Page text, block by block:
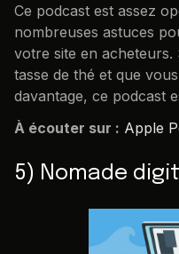
Ce podcast est assez
nombreuses astuces
votre site en
tasse de thé et que
davantage, ce podcast
À écouter sur : Apple
5) Nomade